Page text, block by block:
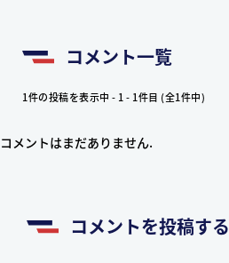
コメント一覧
1件の投稿を表示中 - 1 - 1件目 (全1件中)
コメントはまだありません.
コメントを投稿する